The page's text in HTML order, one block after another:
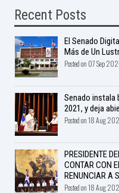
Recent Posts
El Senado
Más de Un
Posted on 07 Sep
Senado instala
2021, y deja
Posted on 18 Aug
PRESIDENTE
CONTAR CON
RENUNCIAR A
Posted on 18 Aug